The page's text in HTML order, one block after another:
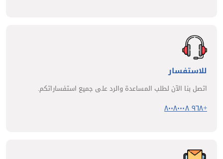
للاستفسار
اتصل بنا الآن لطلب المساعدة والرد على جميع استفساراتكم.
+٩٦٨ ٨٠٠٨٠٠٠٨